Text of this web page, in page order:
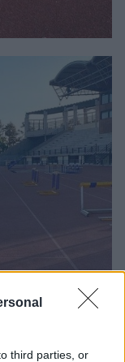
third parties, or